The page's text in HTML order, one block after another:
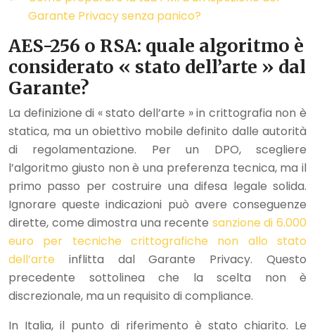
Garante Privacy senza panico?
AES-256 o RSA: quale algoritmo è
considerato « stato dell’arte » dal
Garante?
La definizione di « stato dell’arte » in crittografia non è
statica, ma un obiettivo mobile definito dalle autorità
di regolamentazione. Per un DPO, scegliere
l’algoritmo giusto non è una preferenza tecnica, ma il
primo passo per costruire una difesa legale solida.
Ignorare queste indicazioni può avere conseguenze
dirette, come dimostra una recente sanzione di 6.000
euro per tecniche crittografiche non allo stato
dell’arte inflitta dal Garante Privacy. Questo
precedente sottolinea che la scelta non è
discrezionale, ma un requisito di compliance.
In Italia, il punto di riferimento è stato chiarito. Le